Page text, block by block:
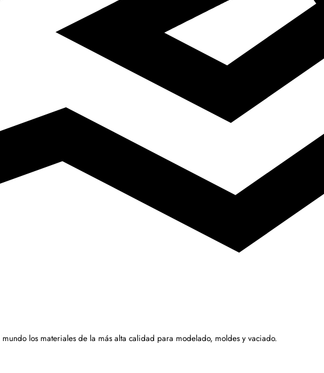
los materiales de la más alta calidad para modelado, moldes y vaciado.